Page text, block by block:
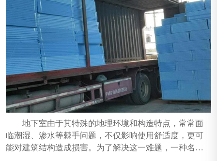
地下室由于其特殊的地理环境和构造特点，常常面
临潮湿、渗水等棘手问题，不仅影响使用舒适度，更可
能对建筑结构造成损害。为了解决这一难题，一种名